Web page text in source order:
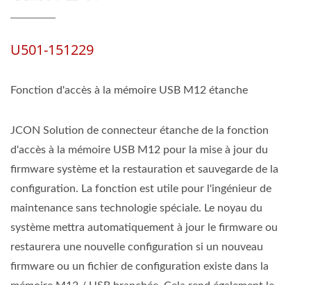
U501-151229
Fonction d'accès à la mémoire USB M12 étanche
JCON Solution de connecteur étanche de la fonction
d'accès à la mémoire USB M12 pour la mise à jour du
firmware système et la restauration et sauvegarde de la
configuration. La fonction est utile pour l'ingénieur de
maintenance sans technologie spéciale. Le noyau du
système mettra automatiquement à jour le firmware ou
restaurera une nouvelle configuration si un nouveau
firmware ou un fichier de configuration existe dans la